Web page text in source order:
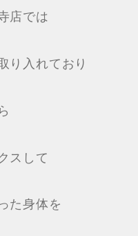
店では
り入れており
スして
た身体を